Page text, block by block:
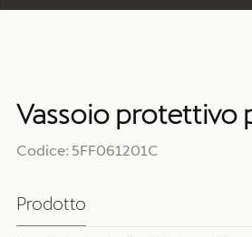
Vassoio protettivo
Codice: 5FF061201C
Prodotto